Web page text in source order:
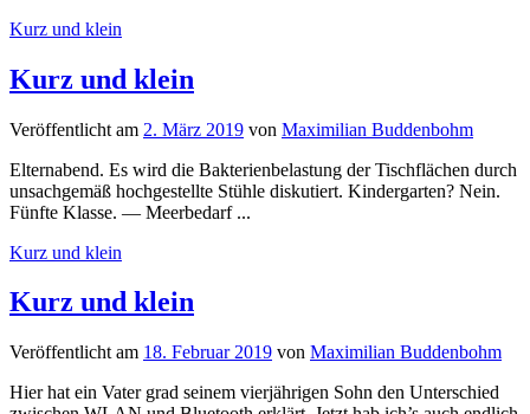
Kurz und klein
Kurz und klein
Veröffentlicht am 2. März 2019 von Maximilian Buddenbohm
Elternabend. Es wird die Bakterienbelastung der Tischflächen durch
unsachgemäß hochgestellte Stühle diskutiert. Kindergarten? Nein.
Fünfte Klasse. — Meerbedarf ...
Kurz und klein
Kurz und klein
Veröffentlicht am 18. Februar 2019 von Maximilian Buddenbohm
Hier hat ein Vater grad seinem vierjährigen Sohn den Unterschied